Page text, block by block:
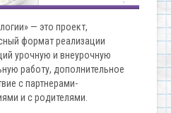
— это проект,
формат реализации
урочную и внеурочную
работу, дополнительное
с партнерами-
и с родителями.